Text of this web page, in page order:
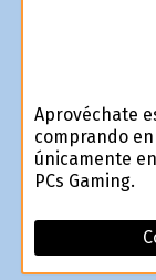
Aprovéchate
comprando
únicamente
PCs Gaming.